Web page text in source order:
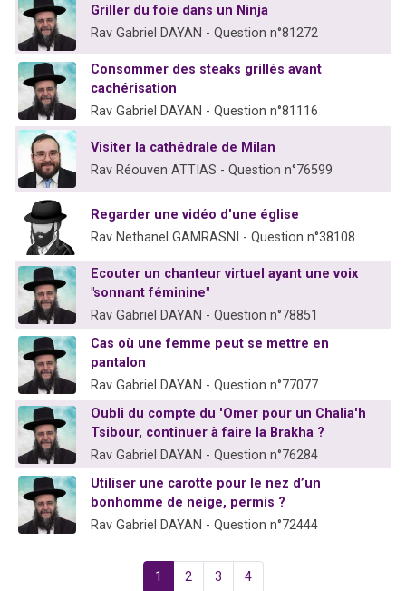
Griller du foie dans un Ninja
Rav Gabriel DAYAN - Question n°81272
Consommer des steaks grillés avant
cachérisation
Rav Gabriel DAYAN - Question n°81116
Visiter la cathédrale de Milan
Rav Réouven ATTIAS - Question n°76599
Regarder une vidéo d'une église
Rav Nethanel GAMRASNI - Question n°38108
Ecouter un chanteur virtuel ayant une voix
"sonnant féminine"
Rav Gabriel DAYAN - Question n°78851
Cas où une femme peut se mettre en
pantalon
Rav Gabriel DAYAN - Question n°77077
Oubli du compte du 'Omer pour un Chalia'h
Tsibour, continuer à faire la Brakha ?
Rav Gabriel DAYAN - Question n°76284
Utiliser une carotte pour le nez d’un
bonhomme de neige, permis ?
Rav Gabriel DAYAN - Question n°72444
1 2 3 4